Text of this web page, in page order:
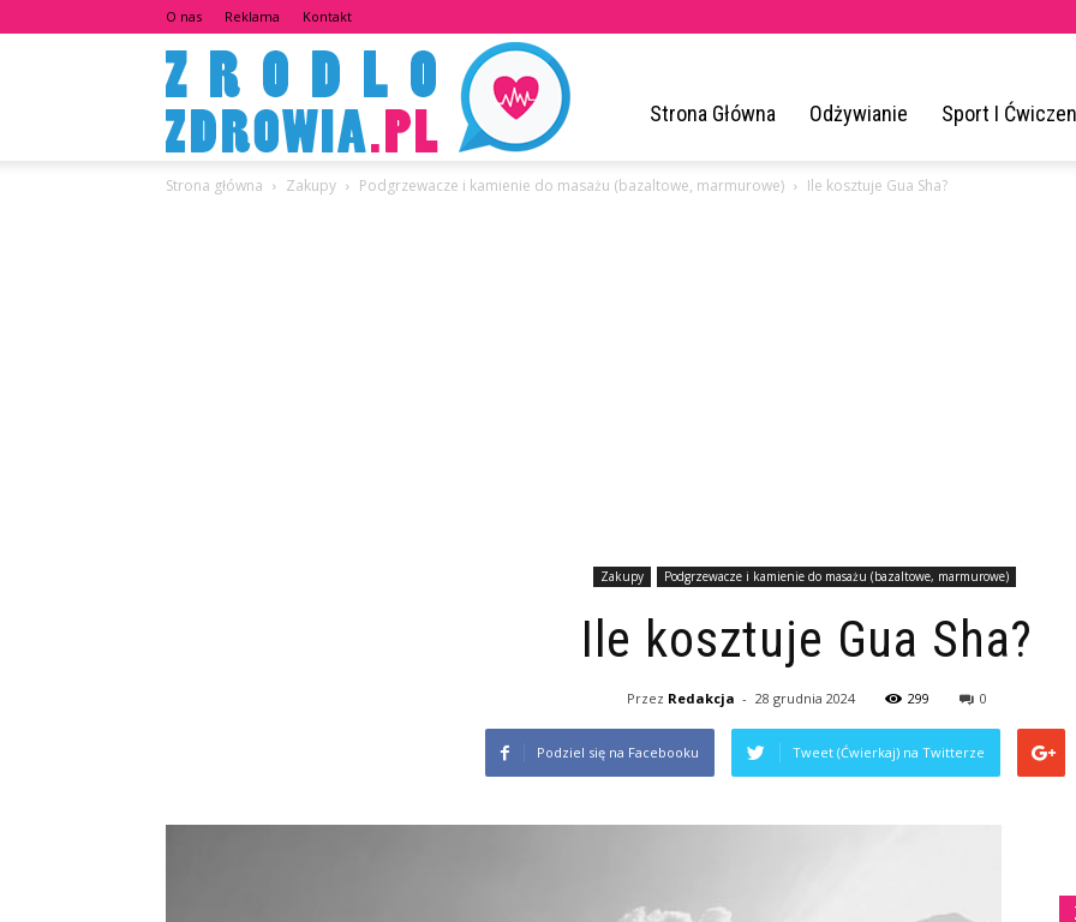
O nas Reklama Kontakt
ZrodloZdrowia.pl
Strona Główna Odżywianie Sport I
Strona główna Zakupy Podgrzewacze i kamienie do masażu (bazaltowe, marmurowe) Ile kosztuje Gua Sha?
Zakupy Podgrzewacze i kamienie do masażu (bazaltowe, marmurowe)
Ile kosztuje Gua Sha?
Przez Redakcja - 28 grudnia 2024 299 0
Podziel się na Facebooku Tweet (Ćwierkaj) na Twitterze